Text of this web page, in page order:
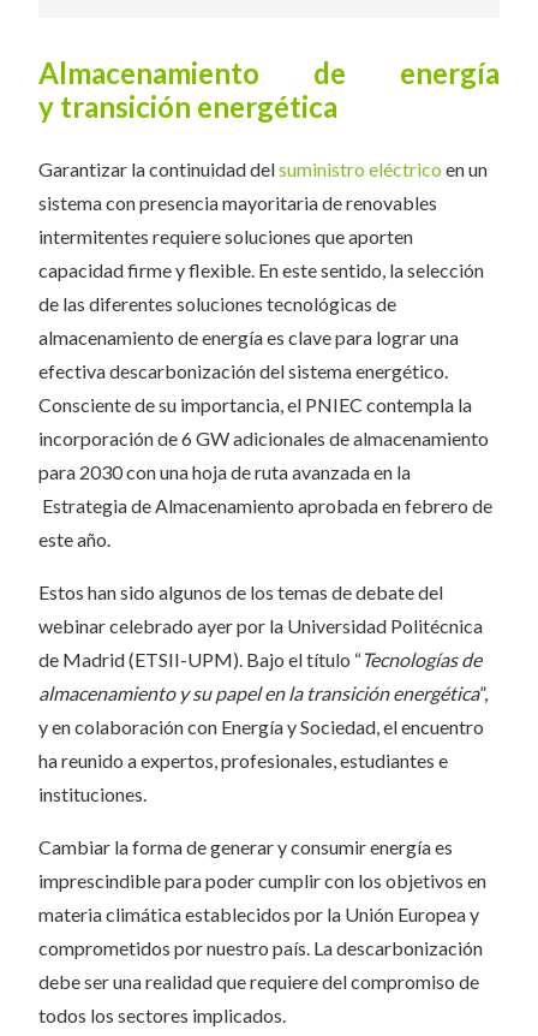
Almacenamiento de energía
y transición energética
Garantizar la continuidad delsuministro eléctrico en un
sistema con presencia mayoritaria de renovables
intermitentes requiere soluciones que aporten
capacidad firme y flexible. En este sentido, la selección
de las diferentes soluciones tecnológicas de
almacenamiento de energía es clave para lograr una
efectiva descarbonización del sistema energético.
Consciente de su importancia, el PNIEC contempla la
incorporación de 6 GW adicionales de almacenamiento
para 2030 con una hoja de ruta avanzada en la
Estrategia de Almacenamiento aprobada en febrero de
este año.
Estos han sido algunos de los temas de debate del
webinar celebrado ayer por la Universidad Politécnica
de Madrid (ETSII-UPM). Bajo el título “Tecnologías de
almacenamiento y su papel en la transición energética”,
y en colaboración con Energía y Sociedad, el encuentro
ha reunido a expertos, profesionales, estudiantes e
instituciones.
Cambiar la forma de generar y consumir energía es
imprescindible para poder cumplir con los objetivos en
materia climática establecidos por la Unión Europea y
comprometidos por nuestro país. La descarbonización
debe ser una realidad que requiere del compromiso de
todos los sectores implicados.